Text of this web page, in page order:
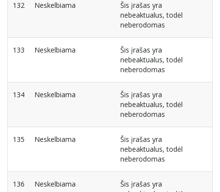
132 Neskelbiama
Šis įrašas yra
nebeaktualus, todėl
neberodomas
133 Neskelbiama
Šis įrašas yra
nebeaktualus, todėl
neberodomas
134 Neskelbiama
Šis įrašas yra
nebeaktualus, todėl
neberodomas
135 Neskelbiama
Šis įrašas yra
nebeaktualus, todėl
neberodomas
136 Neskelbiama
Šis įrašas yra